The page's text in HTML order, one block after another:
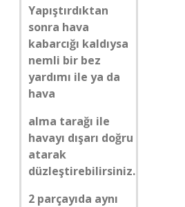
Yapıştırdıktan
sonra hava
kabarcığı kaldıysa
nemli bir bez
yardımı ile ya da
hava
alma tarağı ile
havayı dışarı doğru
atarak
düzleştirebilirsiniz.
2 parçayıda aynı